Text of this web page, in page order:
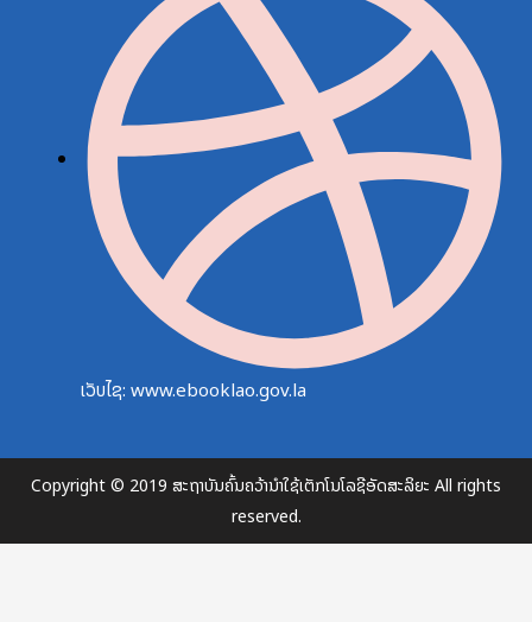
ເວັບໄຊ: www.ebooklao.gov.la
Copyright © 2019 ສະຖາບັນຄົ້ນຄວ້ານຳໃຊ້ເຕັກໂນໂລຊີອັດສະລິຍະ All rights
reserved.